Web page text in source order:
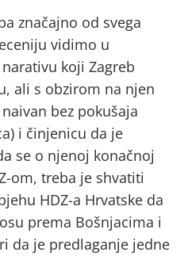
značajno od svega
vidimo u
koji Zagreb
ali s obzirom na njen
bez pokušaja
i činjenicu da je
se o njenoj konačnoj
om, treba je shvatiti
HDZ-a Hrvatske da
prema Bošnjacima i
da je predlaganje jedne